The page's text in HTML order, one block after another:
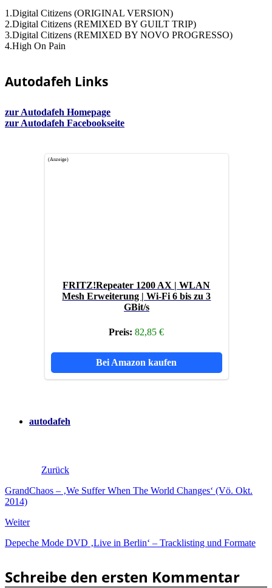
1.Digital Citizens (ORIGINAL VERSION)
2.Digital Citizens (REMIXED BY GUILT TRIP)
3.Digital Citizens (REMIXED BY NOVO PROGRESSO)
4.High On Pain
Autodafeh Links
zur Autodafeh Homepage
zur Autodafeh Facebookseite
(Anzeige)
FRITZ!Repeater 1200 AX | WLAN
Mesh Erweiterung | Wi-Fi 6 bis zu 3
GBit/s
Preis:82,85 €
Bei Amazon kaufen
autodafeh
Zurück
GrandChaos – ‚We Suffer When The World Changes‘ (Vö. Okt.
2014)
Weiter
Depeche Mode DVD ‚Live in Berlin‘ – Tracklisting und Formate
Schreibe den ersten Kommentar